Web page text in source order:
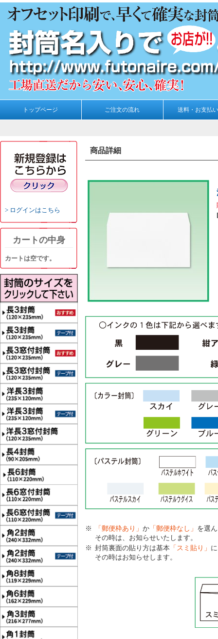
トップページ ご注文の流れ 送料・お支払
ログインはこちら
カートの中身
カートは空です。
商品詳細
「郵便枠あり」 か 「郵便枠なし」 を選
その時は、お知らせいたします。
封筒裏面の貼り方は基本 「スミ貼り」
その時はお知らせします。